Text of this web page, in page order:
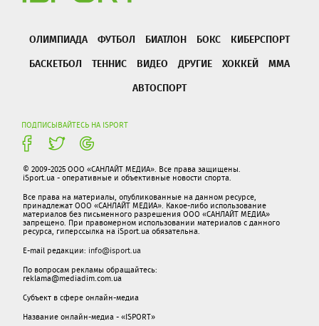
ОЛИМПИАДА ФУТБОЛ БИАТЛОН БОКС
КИБЕРСПОРТ
БАСКЕТБОЛ
ТЕННИС ВИДЕО ДРУГИЕ ХОККЕЙ
ММА
АВТОСПОРТ
ПОДПИСЫВАЙТЕСЬ НА ISPORT
© 2009-2025 ООО «САНЛАЙТ МЕДИА». Все права защищены.
iSport.ua - оперативные и объективные новости спорта.
Все права на материалы, опубликованные на данном ресурсе,
принадлежат ООО «САНЛАЙТ МЕДИА». Какое-либо использование
материалов без письменного разрешения ООО «САНЛАЙТ МЕДИА»
запрещено. При правомерном использовании материалов с данного
ресурса, гиперссылка на iSport.ua обязательна.
E-mail редакции: info@isport.ua
По вопросам рекламы обращайтесь:
reklama@mediadim.com.ua
Субъект в сфере онлайн-медиа
Название онлайн-медиа - «ISPORT»